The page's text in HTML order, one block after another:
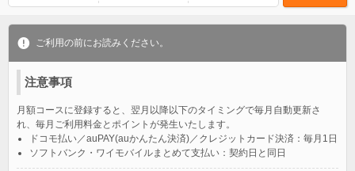
ご利用の前にお読みください。
注意事項
月額コースに登録すると、翌月以降以下のタイミングで毎月自動更新さ
れ、毎月ご利用料金とポイントが発生いたします。
ドコモ払い／auPAY(auかんたん決済)／クレジットカード決済：毎月1日
ソフトバンク・ワイモバイルまとめて支払い：契約日と同日